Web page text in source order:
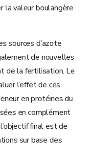
la valeur boulangère
sources d’azote
de nouvelles
de la fertilisation. Le
l’effet de ces
en protéines du
en complément
final est de
sur base des